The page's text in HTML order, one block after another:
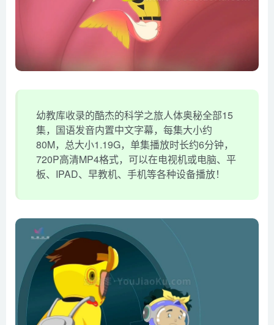
幼教库收录的酷杰的科学之旅人体奥秘全部15
集，国语发音内置中文字幕，每集大小约
80M，总大小1.19G，单集播放时长约6分钟，
720P高清MP4格式，可以在电视机或电脑、平
板、IPAD、早教机、手机等各种设备播放！